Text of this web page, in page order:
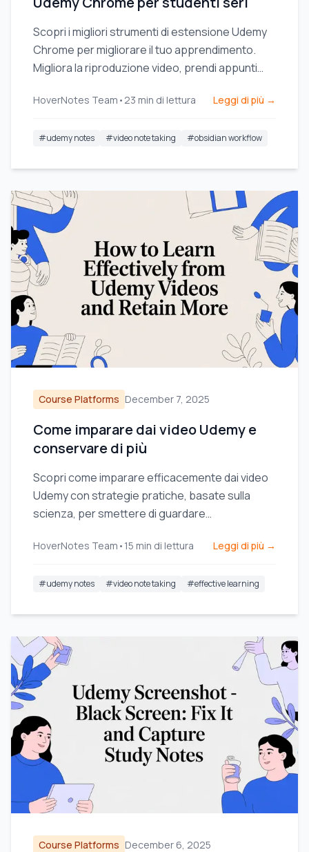
Scopri i migliori strumenti di estensione Udemy
Chrome per migliorare il tuo apprendimento.
Migliora la riproduzione video, prendi appunti
concentrazione.
HoverNotes Team • 23 min di lettura Leggi di più →
#udemy notes #video note taking #obsidian workflow
Course Platforms December 7, 2025
Come imparare dai video Udemy e
conservare di più
Scopri come imparare efficacemente dai video
Udemy con strategie pratiche, basate sulla
scienza, per smettere di guardare
impari.
HoverNotes Team • 15 min di lettura Leggi di più →
#udemy notes #video note taking #effective learning
Course Platforms December 6, 2025